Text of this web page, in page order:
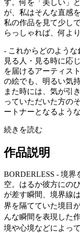
す。何を「美しい」
が、私はそんな直感
私の作品を見て少し
らっしゃれば、何よ
- これからどのよう
見る人・見る時に応
を届けるアーティス
の絵でも、明るい気
また時には、気が引
っていただいた方の
ートナーとなるよう
続きを読む
作品説明
BORDERLESS - 境
空。はるか彼方にの
が差す瞬間、境界線
界を隔てていた境目
んな瞬間を表現した
境や心境などによっ